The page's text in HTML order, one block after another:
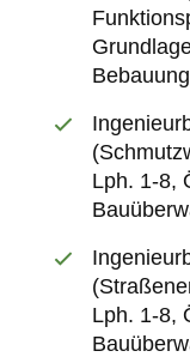
Lph. 1-8,
Lph. 1-8,